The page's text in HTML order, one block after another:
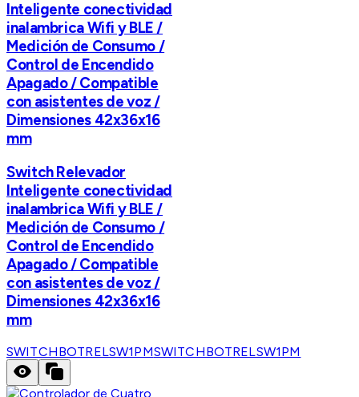
Inteligente conectividad
inalambrica Wifi y BLE /
Medición de Consumo /
Control de Encendido
Apagado / Compatible
con asistentes de voz /
Dimensiones 42x36x16
mm
Switch Relevador
Inteligente conectividad
inalambrica Wifi y BLE /
Medición de Consumo /
Control de Encendido
Apagado / Compatible
con asistentes de voz /
Dimensiones 42x36x16
mm
SWITCHBOTRELSW1PMSWITCHBOTRELSW1PM